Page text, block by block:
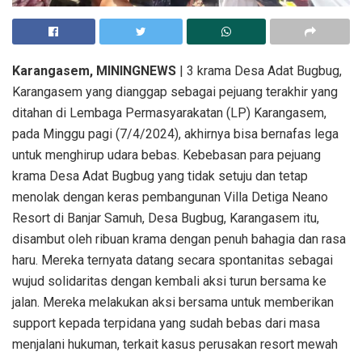
3 krama Desa Adat Bugbug, Karangasem yang dianggap sebagai pejuang
terakhir yang ditahan di Lembaga Permasyarakatan (LP) Karangasem akhirnya
Karangasem, MININGNEWS | 3 krama Desa Adat Bugbug,
Karangasem yang dianggap sebagai pejuang terakhir yang
ditahan di Lembaga Permasyarakatan (LP) Karangasem,
pada Minggu pagi (7/4/2024), akhirnya bisa bernafas lega
untuk menghirup udara bebas. Kebebasan para pejuang
krama Desa Adat Bugbug yang tidak setuju dan tetap
menolak dengan keras pembangunan Villa Detiga Neano
Resort di Banjar Samuh, Desa Bugbug, Karangasem itu,
disambut oleh ribuan krama dengan penuh bahagia dan rasa
haru. Mereka ternyata datang secara spontanitas sebagai
wujud solidaritas dengan kembali aksi turun bersama ke
jalan. Mereka melakukan aksi bersama untuk memberikan
support kepada terpidana yang sudah bebas dari masa
menjalani hukuman, terkait kasus perusakan resort mewah